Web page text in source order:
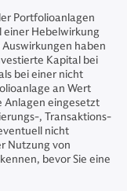
Portfolioanlagen
einer Hebelwirkung
haben
Kapital bei
bei einer nicht
an Wert
Anlagen eingesetzt
, Transaktions-
nicht
Nutzung von
bevor Sie eine